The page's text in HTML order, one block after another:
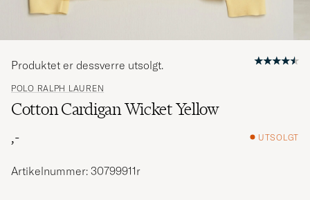
POLO RALPH LAUREN
Cotton Cardigan Wicket Yellow
,-
UTSOLGT
Produktet er dessverre utsolgt.
Artikelnummer: 30799911r